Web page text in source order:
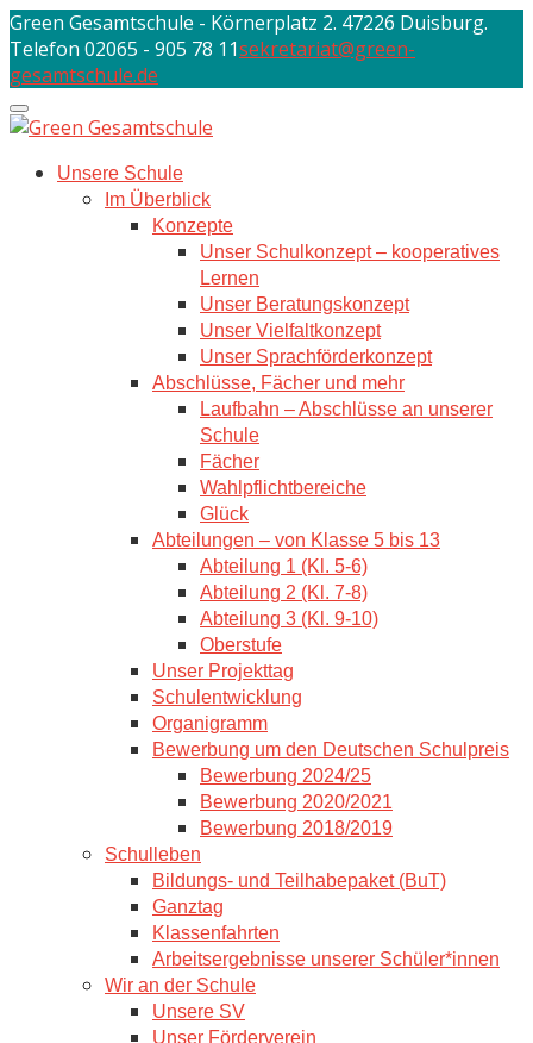
Skip
to
content
Green Gesamtschule - Körnerplatz 2. 47226 Duisburg.
Telefon 02065 - 905 78 11sekretariat@green-
gesamtschule.de
Unsere Schule
Im Überblick
Konzepte
Unser Schulkonzept – kooperatives
Lernen
Unser Beratungskonzept
Unser Vielfaltkonzept
Unser Sprachförderkonzept
Abschlüsse, Fächer und mehr
Laufbahn – Abschlüsse an unserer
Schule
Fächer
Wahlpflichtbereiche
Glück
Abteilungen – von Klasse 5 bis 13
Abteilung 1 (Kl. 5-6)
Abteilung 2 (Kl. 7-8)
Abteilung 3 (Kl. 9-10)
Oberstufe
Unser Projekttag
Schulentwicklung
Organigramm
Bewerbung um den Deutschen Schulpreis
Bewerbung 2024/25
Bewerbung 2020/2021
Bewerbung 2018/2019
Schulleben
Bildungs- und Teilhabepaket (BuT)
Ganztag
Klassenfahrten
Arbeitsergebnisse unserer Schüler*innen
Wir an der Schule
Unsere SV
Unser Förderverein